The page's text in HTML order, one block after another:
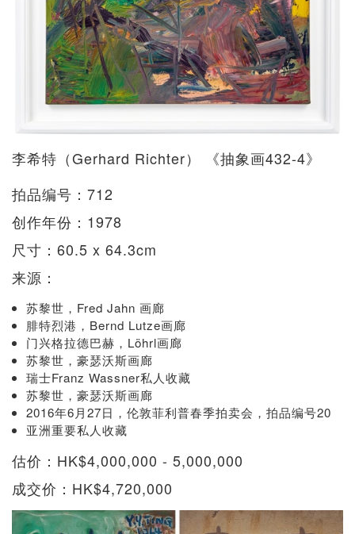
李希特（Gerhard Richter） 《抽象画432-4》
拍品编号：712
创作年份：1978
尺寸：60.5 x 64.3cm
来源：​
苏黎世，Fred Jahn 画廊
腓特烈港，Bernd Lutze画廊
门兴格拉德巴赫，Löhrl画廊
苏黎世，豪瑟沃斯画廊
瑞士Franz Wassner私人收藏
苏黎世，豪瑟沃斯画廊
2016年6月27日，伦敦菲利普春季拍卖会，拍品编号20
亚洲重要私人收藏
估价：HK$4,000,000 - 5,000,000
成交价：HK$4,720,000